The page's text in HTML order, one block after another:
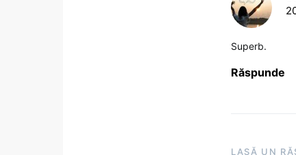
Superb.
Răspunde
LASĂ UN